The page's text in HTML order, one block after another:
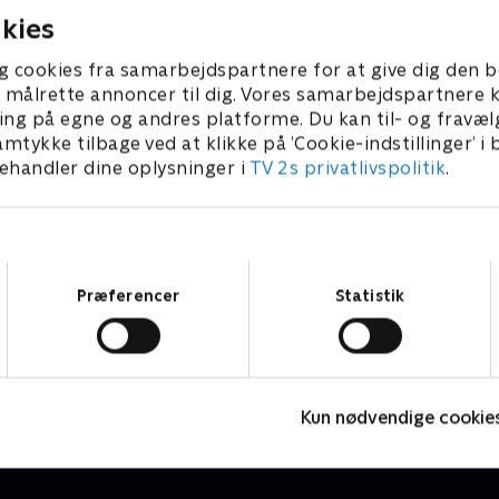
cookies fra samarbejdspartnere for at give dig den
annoncer til dig. Vores samarbejdspartnere
på egne og andres platforme. Du kan til- og
tilbage ved at klikke på ’Cookie-indstillinger’ i
dine oplysninger i TV 2s privatlivspolitik.
Præferencer Statistik
Kun nødvendige
på shopping i Londons mest
ind til skrædderiet i Danmark
sy en festkjole til